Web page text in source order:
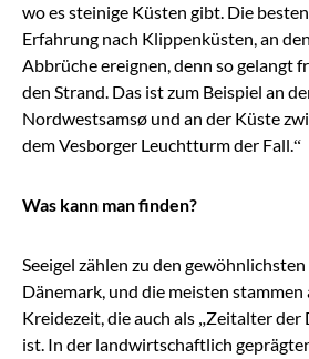
wo es steinige Küsten gibt. Die
Erfahrung nach Klippenküsten, an
Abbrüche ereignen, denn so gelangt
den Strand. Das ist zum Beispiel an
Nordwestsamsø und an der Küste
dem Vesborger Leuchtturm der Fall.“
Was kann man finden?
Seeigel zählen zu den
Dänemark, und die meisten stammen
Kreidezeit, die auch als „Zeitalter
ist. In der landwirtschaftlich